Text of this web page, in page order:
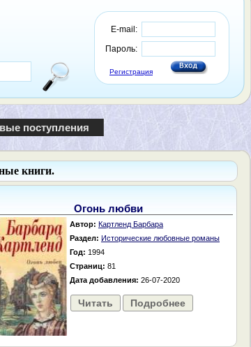
E-mail:
Пароль:
Регистрация
поступления
книги.
Огонь любви
Автор: Картленд Барбара
Раздел: Исторические любовные романы
Год: 1994
Страниц: 81
Дата добавления: 26-07-2020
Читать Подробнее